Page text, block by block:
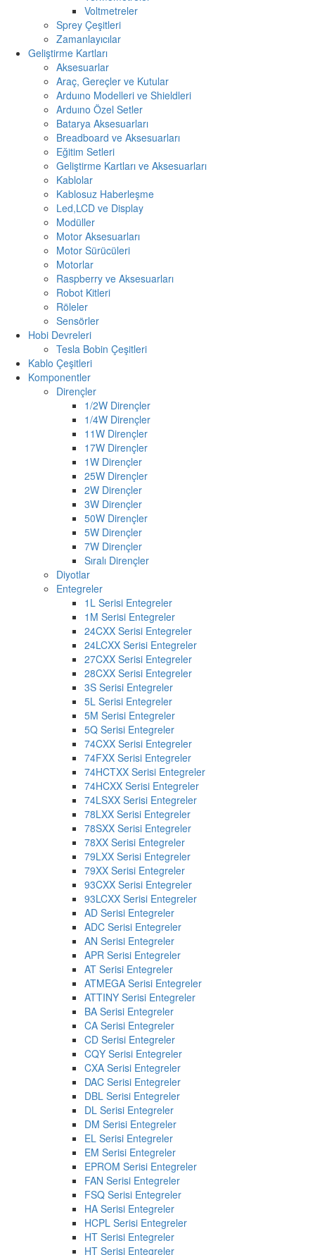
Voltmetreler
Sprey Çeşitleri
Zamanlayıcılar
Geliştirme Kartları
Aksesuarlar
Araç, Gereçler ve Kutular
Arduıno Modelleri ve Shieldleri
Arduıno Özel Setler
Batarya Aksesuarları
Breadboard ve Aksesuarları
Eğitim Setleri
Geliştirme Kartları ve Aksesuarları
Kablolar
Kablosuz Haberleşme
Led,LCD ve Display
Modüller
Motor Aksesuarları
Motor Sürücüleri
Motorlar
Raspberry ve Aksesuarları
Robot Kitleri
Röleler
Sensörler
Hobi Devreleri
Tesla Bobin Çeşitleri
Kablo Çeşitleri
Komponentler
Dirençler
1/2W Dirençler
1/4W Dirençler
11W Dirençler
17W Dirençler
1W Dirençler
25W Dirençler
2W Dirençler
3W Dirençler
50W Dirençler
5W Dirençler
7W Dirençler
Sıralı Dirençler
Diyotlar
Entegreler
1L Serisi Entegreler
1M Serisi Entegreler
24CXX Serisi Entegreler
24LCXX Serisi Entegreler
27CXX Serisi Entegreler
28CXX Serisi Entegreler
3S Serisi Entegreler
5L Serisi Entegreler
5M Serisi Entegreler
5Q Serisi Entegreler
74CXX Serisi Entegreler
74FXX Serisi Entegreler
74HCTXX Serisi Entegreler
74HCXX Serisi Entegreler
74LSXX Serisi Entegreler
78LXX Serisi Entegreler
78SXX Serisi Entegreler
78XX Serisi Entegreler
79LXX Serisi Entegreler
79XX Serisi Entegreler
93CXX Serisi Entegreler
93LCXX Serisi Entegreler
AD Serisi Entegreler
ADC Serisi Entegreler
AN Serisi Entegreler
APR Serisi Entegreler
AT Serisi Entegreler
ATMEGA Serisi Entegreler
ATTINY Serisi Entegreler
BA Serisi Entegreler
CA Serisi Entegreler
CD Serisi Entegreler
CQY Serisi Entegreler
CXA Serisi Entegreler
DAC Serisi Entegreler
DBL Serisi Entegreler
DL Serisi Entegreler
DM Serisi Entegreler
EL Serisi Entegreler
EM Serisi Entegreler
EPROM Serisi Entegreler
FAN Serisi Entegreler
FSQ Serisi Entegreler
HA Serisi Entegreler
HCPL Serisi Entegreler
HT Serisi Entegreler
HT Serisi Entegreler